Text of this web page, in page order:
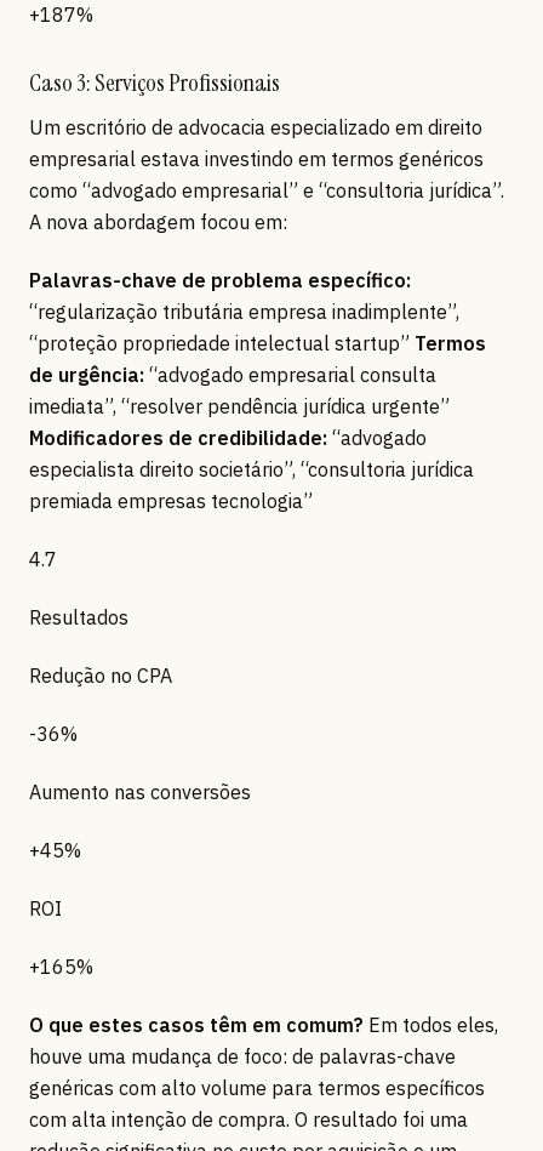
+187%
Caso 3: Serviços Profissionais
Um escritório de advocacia especializado em direito
empresarial estava investindo em termos genéricos
como “advogado empresarial” e “consultoria jurídica”.
A nova abordagem focou em:
Palavras-chave de problema específico:
“regularização tributária empresa inadimplente”,
“proteção propriedade intelectual startup” Termos
de urgência: “advogado empresarial consulta
imediata”, “resolver pendência jurídica urgente”
Modificadores de credibilidade: “advogado
especialista direito societário”, “consultoria jurídica
premiada empresas tecnologia”
4.7
Resultados
Redução no CPA
-36%
Aumento nas conversões
+45%
ROI
+165%
O que estes casos têm em comum? Em todos eles,
houve uma mudança de foco: de palavras-chave
genéricas com alto volume para termos específicos
com alta intenção de compra. O resultado foi uma